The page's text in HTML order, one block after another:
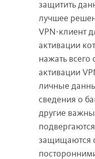
защитить
лучшее
VPN-клиент
активации
нажать всего
активации
личные
сведения о
другие
защищаются